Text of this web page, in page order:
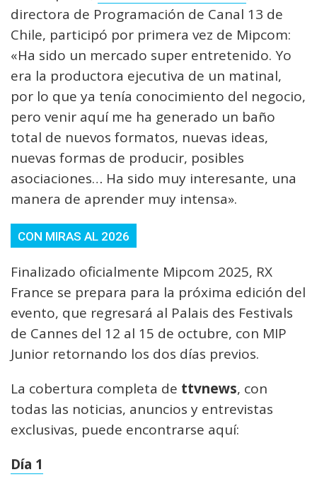
directora de Programación de Canal 13 de
Chile, participó por primera vez de Mipcom:
«Ha sido un mercado super entretenido. Yo
era la productora ejecutiva de un matinal,
por lo que ya tenía conocimiento del negocio,
pero venir aquí me ha generado un baño
total de nuevos formatos, nuevas ideas,
nuevas formas de producir, posibles
asociaciones… Ha sido muy interesante, una
manera de aprender muy intensa».
CON MIRAS AL 2026
Finalizado oficialmente Mipcom 2025, RX
France se prepara para la próxima edición del
evento, que regresará al Palais des Festivals
de Cannes del 12 al 15 de octubre, con MIP
Junior retornando los dos días previos.
La cobertura completa de ttvnews, con
todas las noticias, anuncios y entrevistas
exclusivas, puede encontrarse aquí:
Día 1